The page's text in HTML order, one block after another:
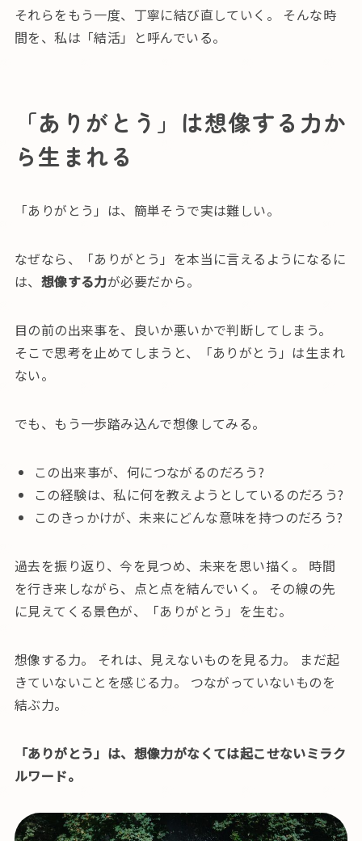
それらをもう一度、丁寧に結び直していく。 そんな時
間を、私は「結活」と呼んでいる。
「ありがとう」は想像する力か
ら生まれる
「ありがとう」は、簡単そうで実は難しい。
なぜなら、「ありがとう」を本当に言えるようになるに
は、 想像する力が必要だから。
目の前の出来事を、良いか悪いかで判断してしまう。
そこで思考を止めてしまうと、「ありがとう」は生まれ
ない。
でも、もう一歩踏み込んで想像してみる。
この出来事が、何につながるのだろう?
この経験は、私に何を教えようとしているのだろう?
このきっかけが、未来にどんな意味を持つのだろう?
過去を振り返り、今を見つめ、未来を思い描く。 時間
を行き来しながら、点と点を結んでいく。 その線の先
に見えてくる景色が、「ありがとう」を生む。
想像する力。 それは、見えないものを見る力。 まだ起
きていないことを感じる力。 つながっていないものを
結ぶ力。
「ありがとう」は、想像力がなくては起こせないミラク
ルワード。